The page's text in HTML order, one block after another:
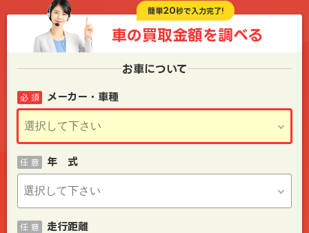
簡単20秒で入力完了!
車の買取金額を調べる
お車について
メーカー・車種
必 須
年 式
任 意
走行距離
任 意